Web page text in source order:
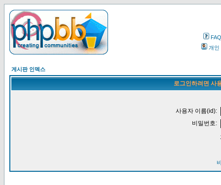
FAQ
개인
게시판 인덱스
로그인하려면 사
사용자 이름(id):
비밀번호: